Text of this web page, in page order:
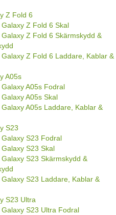
Z Fold 6
Z Fold 6 Skal
Z Fold 6 Skärmskydd &
Z Fold 6 Laddare, Kablar &
A05s
A05s Fodral
A05s Skal
A05s Laddare, Kablar &
S23
S23 Fodral
S23 Skal
S23 Skärmskydd &
S23 Laddare, Kablar &
S23 Ultra
S23 Ultra Fodral